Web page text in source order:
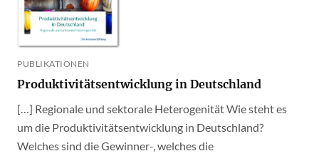
PUBLIKATIONEN
Produktivitätsentwicklung in Deutschland
[…] Regionale und sektorale Heterogenität Wie steht es
um die Produktivitätsentwicklung in Deutschland?
Welches sind die Gewinner-, welches die